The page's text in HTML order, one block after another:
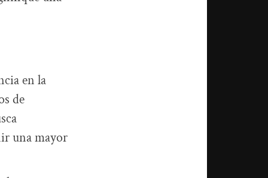
en la
de
una mayor